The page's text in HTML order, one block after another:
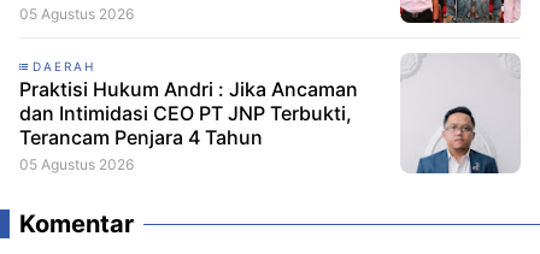
05 Agustus 2026
DAERAH
Praktisi Hukum Andri : Jika Ancaman
dan Intimidasi CEO PT JNP Terbukti,
Terancam Penjara 4 Tahun
05 Agustus 2026
Komentar